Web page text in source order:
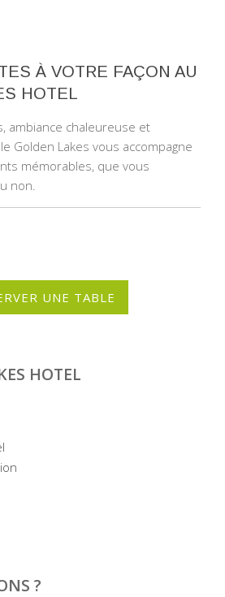
À VOTRE FAÇON AU
HOTEL
ambiance chaleureuse et
Golden Lakes vous accompagne
mémorables, que vous
non.
UNE TABLE
HOTEL
?